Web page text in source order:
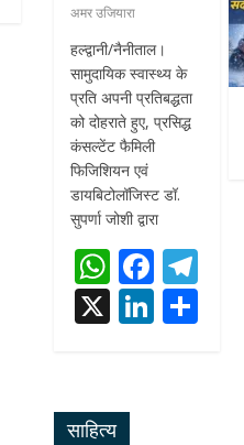
अमर उजियारा
हल्द्वानी/नैनीताल।
सामुदायिक स्वास्थ्य के
प्रति अपनी प्रतिबद्धता
को दोहराते हुए, प्रसिद्ध
कंसल्टेंट फैमिली
फिजिशियन एवं
डायबिटोलॉजिस्ट डॉ.
सुपर्णा जोशी द्वारा
W
h
at
A
F
ac
e
X Li
साहित्य